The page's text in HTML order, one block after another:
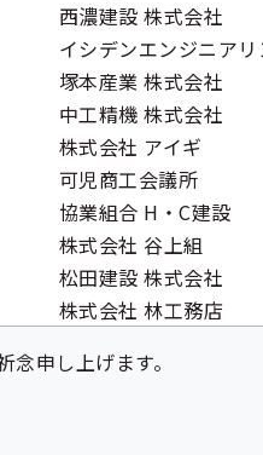
西濃建設 株式会社
イシデンエンジニア
塚本産業 株式会社
中工精機 株式会社
株式会社 アイギ
可児商工会議所
協業組合 H・C建設
株式会社 谷上組
松田建設 株式会社
株式会社 林工務店
申し上げます。